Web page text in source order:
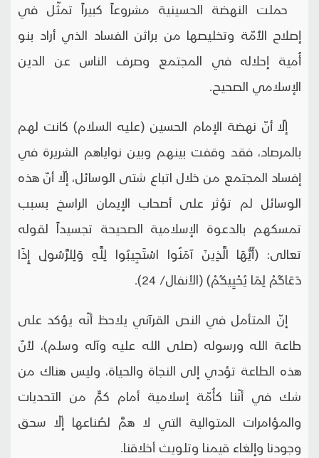
حملت النهضة الحسينية مشروعاً كبيراً تمثّل في
إصلاح الأُمّة وتخليصها من براثن الفساد الذي أراد بنو
أُمية إحلاله في المجتمع وصرف الناس عن الدين
الإسلامي الصحيح.
إلّا أنّ نهضة الإمام الحسين (عليه السلام) كانت لهم
بالمرصاد، فقد وقفت بينهم وبين نواياهم الشريرة في
إفساد المجتمع من خلال اتباع شتى الوسائل، إلّا أنّ هذه
الوسائل لم تؤثر على أصحاب الإيمان الراسخ بسبب
تمسكهم بالدعوة الإسلامية الصحيحة تجسيداً لقوله
تعالى: (أَيُّهَا الَّذِينَ آمَنُوا اسْتَجِيبُوا لِلَّهِ وَلِلرَّسُولِ إِذَا
دَعَاكُمْ لِمَا يُحْيِيكُمْ) (الأنفال/ 24).
إنّ المتأمل في النص القرآني يلاحظ أنّه يؤكد على
طاعة الله ورسوله (صلى الله عليه وآله وسلم)، لأنّ
هذه الطاعة تؤدي إلى النجاة والحياة، وليس هناك من
شك في أنّنا كأُمّة إسلامية أمام كمٍّ من التحديات
والمؤامرات المتوالية التي لا همَّ لصُناعها إلّا سحق
وجودنا وإلغاء قيمنا وتلويث أخلاقنا.